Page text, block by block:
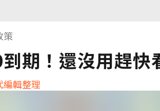
策
期！還沒用趕快
編輯整理